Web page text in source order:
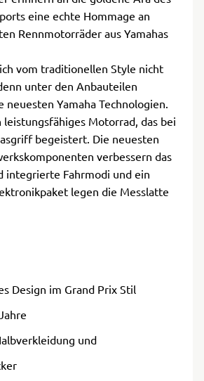
eine echte Hommage an
Rennmotorräder aus Yamahas
vom traditionellen Style nicht
unter den Anbauteilen
neuesten Yamaha Technologien.
Motorrad, das bei
begeistert. Die neuesten
verbessern das
integrierte Fahrmodi und ein
legen die Messlatte
Design im Grand Prix Stil
und